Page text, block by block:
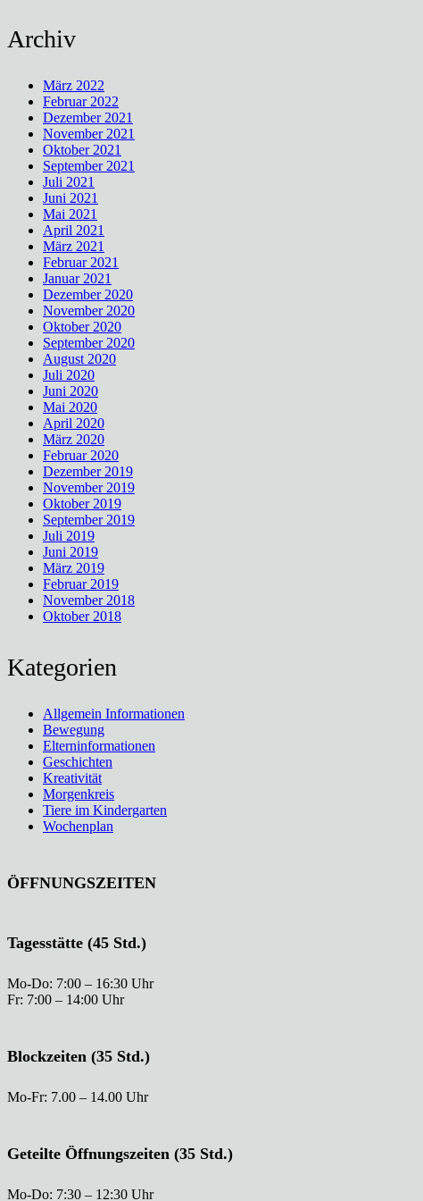
Archiv
März 2022
Februar 2022
Dezember 2021
November 2021
Oktober 2021
September 2021
Juli 2021
Juni 2021
Mai 2021
April 2021
März 2021
Februar 2021
Januar 2021
Dezember 2020
November 2020
Oktober 2020
September 2020
August 2020
Juli 2020
Juni 2020
Mai 2020
April 2020
März 2020
Februar 2020
Dezember 2019
November 2019
Oktober 2019
September 2019
Juli 2019
Juni 2019
März 2019
Februar 2019
November 2018
Oktober 2018
Kategorien
Allgemein Informationen
Bewegung
Elterninformationen
Geschichten
Kreativität
Morgenkreis
Tiere im Kindergarten
Wochenplan
ÖFFNUNGSZEITEN
Tagesstätte (45 Std.)
Mo-Do: 7:00 – 16:30 Uhr
Fr: 7:00 – 14:00 Uhr
Blockzeiten (35 Std.)
Mo-Fr: 7.00 – 14.00 Uhr
Geteilte Öffnungszeiten (35 Std.)
Mo-Do: 7:30 – 12:30 Uhr